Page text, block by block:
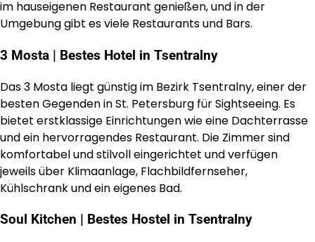
im hauseigenen Restaurant genießen, und in der
Umgebung gibt es viele Restaurants und Bars.
3 Mosta | Bestes Hotel in Tsentralny
Das 3 Mosta liegt günstig im Bezirk Tsentralny, einer der
besten Gegenden in St. Petersburg für Sightseeing. Es
bietet erstklassige Einrichtungen wie eine Dachterrasse
und ein hervorragendes Restaurant. Die Zimmer sind
komfortabel und stilvoll eingerichtet und verfügen
jeweils über Klimaanlage, Flachbildfernseher,
Kühlschrank und ein eigenes Bad.
Soul Kitchen | Bestes Hostel in Tsentralny